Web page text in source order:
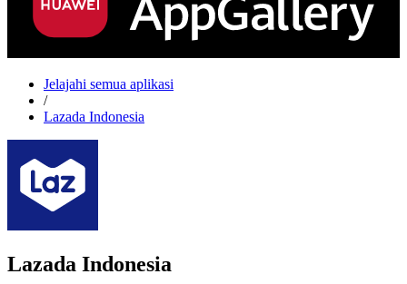
Jelajahi semua aplikasi
/
Lazada Indonesia
Lazada Indonesia